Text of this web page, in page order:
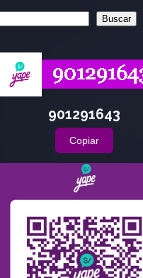
Buscar
901291643
Copiar